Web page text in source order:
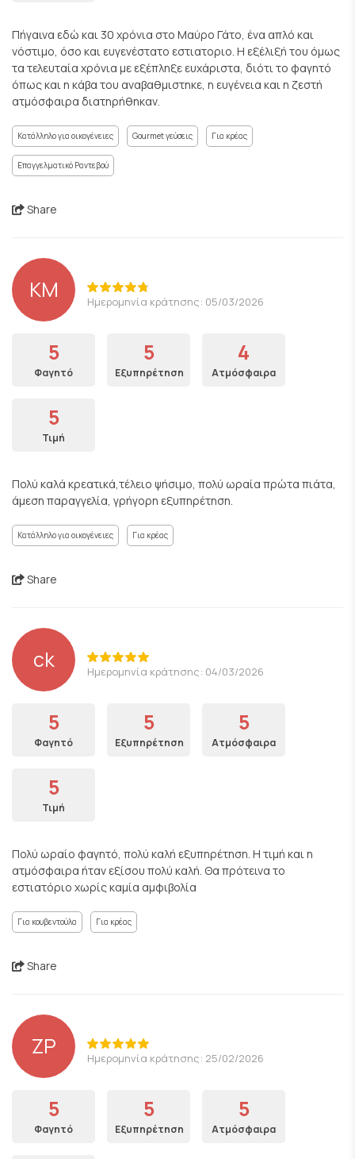
Πήγαινα εδώ και 30 χρόνια στο Μαύρο Γάτο, ένα απλό και
νόστιμο, όσο και ευγενέστατο εστιατοριο. Η εξέλιξή του όμως
τα τελευταία χρόνια με εξέπληξε ευχάριστα, διότι το φαγητό
όπως και η κάβα του αναβαθμιστηκε, η ευγένεια και η ζεστή
ατμόσφαιρα διατηρήθηκαν.
Κατάλληλο για οικογένειες Gourmet γεύσεις Για κρέας
Επαγγελματικό Ραντεβού
Share
KM Ημερομηνία κράτησης: 05/03/2026
5
Φαγητό
5
Εξυπηρέτηση
4
Ατμόσφαιρα
5
Τιμή
Πολύ καλά κρεατικά,τέλειο ψήσιμο, πολύ ωραία πρώτα πιάτα,
άμεση παραγγελία, γρήγορη εξυπηρέτηση.
Κατάλληλο για οικογένειες Για κρέας
Share
ck Ημερομηνία κράτησης: 04/03/2026
5
Φαγητό
5
Εξυπηρέτηση
5
Ατμόσφαιρα
5
Τιμή
Πολύ ωραίο φαγητό, πολύ καλή εξυπηρέτηση. Η τιμή και η
ατμόσφαιρα ήταν εξίσου πολύ καλή. Θα πρότεινα το
εστιατόριο χωρίς καμία αμφιβολία
Για κουβεντούλα Για κρέας
Share
ZP Ημερομηνία κράτησης: 25/02/2026
5
Φαγητό
5
Εξυπηρέτηση
5
Ατμόσφαιρα